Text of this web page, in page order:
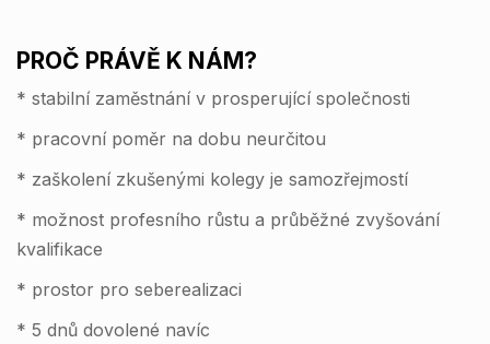
PROČ PRÁVĚ K NÁM?
* stabilní zaměstnání v prosperující společnosti
* pracovní poměr na dobu neurčitou
* zaškolení zkušenými kolegy je samozřejmostí
* možnost profesního růstu a průběžné zvyšování
kvalifikace
* prostor pro seberealizaci
* 5 dnů dovolené navíc